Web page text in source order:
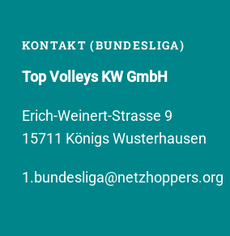
KONTAKT (BUNDESLIGA)
Top Volleys KW GmbH
Erich-Weinert-Strasse 9
15711 Königs Wusterhausen
1.bundesliga@netzhoppers.org